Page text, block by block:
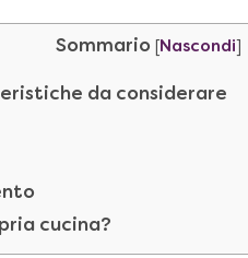
Sommario Nascondi
da considerare
cucina?